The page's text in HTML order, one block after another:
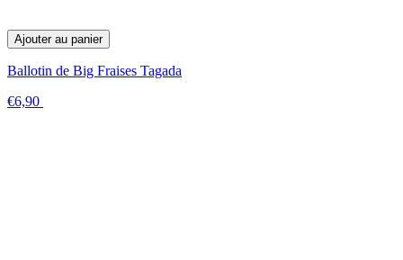
Ajouter au panier
Ballotin de Big Fraises Tagada
€6,90